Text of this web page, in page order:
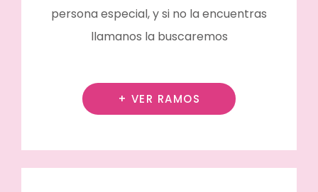
persona especial, y si no la encuentras
llamanos la buscaremos
+ VER RAMOS